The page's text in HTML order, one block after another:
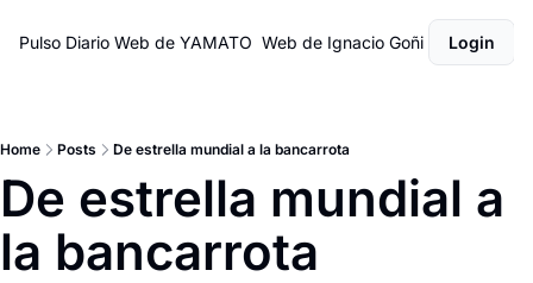
Pulso Diario Web de YAMATO Web de Ignacio Goñi Login
Home Posts De estrella mundial a la bancarrota
De estrella mundial a
la bancarrota